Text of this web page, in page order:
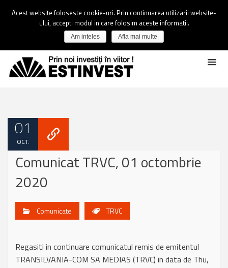
01
OCT.
Comunicat TRVC, 01 octombrie
2020
Comunicate TRVC
Regasiti in continuare comunicatul remis de emitentul
TRANSILVANIA-COM SA MEDIAS (TRVC) in data de Thu,
Acest website foloseste cookie-uri. Prin continuarea utilizarii website-
ului, accepti modul in care folosim aceste informatii.
Am inteles Afla mai multe